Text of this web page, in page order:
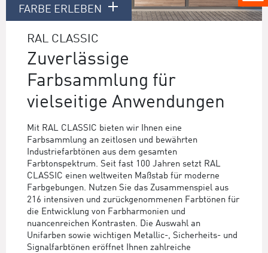
FARBE ERLEBEN
RAL CLASSIC
Zuverlässige
Farbsammlung für
vielseitige Anwendungen
Mit RAL CLASSIC bieten wir Ihnen eine
Farbsammlung an zeitlosen und bewährten
Industriefarbtönen aus dem gesamten
Farbtonspektrum. Seit fast 100 Jahren setzt RAL
CLASSIC einen weltweiten Maßstab für moderne
Farbgebungen. Nutzen Sie das Zusammenspiel aus
216 intensiven und zurückgenommenen Farbtönen für
die Entwicklung von Farbharmonien und
nuancenreichen Kontrasten. Die Auswahl an
Unifarben sowie wichtigen Metallic-, Sicherheits- und
Signalfarbtönen eröffnet Ihnen zahlreiche